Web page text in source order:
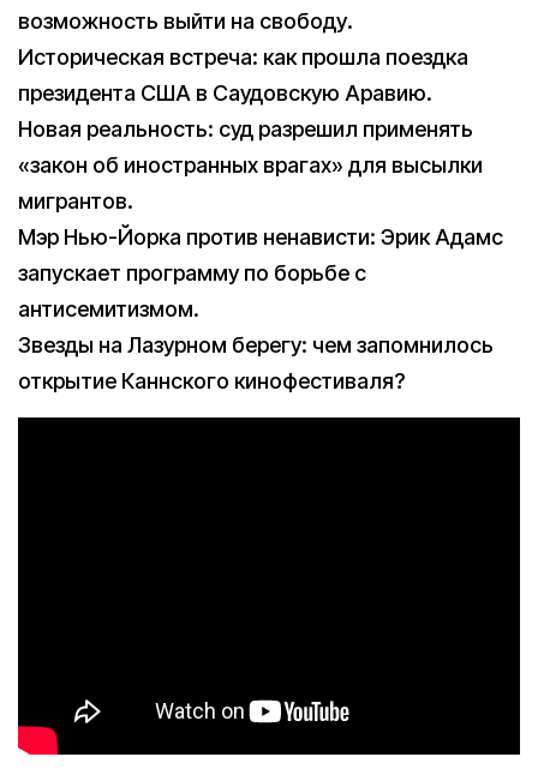
возможность выйти на свободу.
Историческая встреча: как прошла поездка
президента США в Саудовскую Аравию.
Новая реальность: суд разрешил применять
«закон об иностранных врагах» для высылки
мигрантов.
Мэр Нью-Йорка против ненависти: Эрик Адамс
запускает программу по борьбе с
антисемитизмом.
Звезды на Лазурном берегу: чем запомнилось
открытие Каннского кинофестиваля?